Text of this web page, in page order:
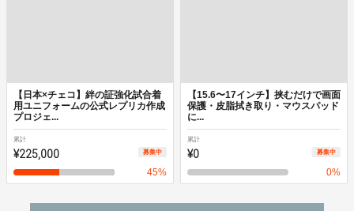
【日本×チェコ】絆の証強化試合着
用ユニフォームの公式レプリカ作成
プロジェ...
累計
¥225,000 募集中
45%
【15.6〜17インチ】挟むだけで画面
保護・皮脂拭き取り・マウスパッド
に...
累計
¥0 募集中
0%